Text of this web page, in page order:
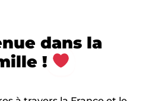
dans la
!